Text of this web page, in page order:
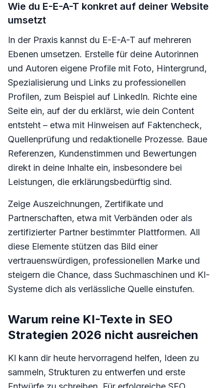
Wie du E-E-A-T konkret auf deiner Website
umsetzt
In der Praxis kannst du E-E-A-T auf mehreren
Ebenen umsetzen. Erstelle für deine Autorinnen
und Autoren eigene Profile mit Foto, Hintergrund,
Spezialisierung und Links zu professionellen
Profilen, zum Beispiel auf LinkedIn. Richte eine
Seite ein, auf der du erklärst, wie dein Content
entsteht – etwa mit Hinweisen auf Faktencheck,
Quellenprüfung und redaktionelle Prozesse. Baue
Referenzen, Kundenstimmen und Bewertungen
direkt in deine Inhalte ein, insbesondere bei
Leistungen, die erklärungsbedürftig sind.
Zeige Auszeichnungen, Zertifikate und
Partnerschaften, etwa mit Verbänden oder als
zertifizierter Partner bestimmter Plattformen. All
diese Elemente stützen das Bild einer
vertrauenswürdigen, professionellen Marke und
steigern die Chance, dass Suchmaschinen und KI-
Systeme dich als verlässliche Quelle einstufen.
Warum reine KI-Texte in SEO
Strategien 2026 nicht ausreichen
KI kann dir heute hervorragend helfen, Ideen zu
sammeln, Strukturen zu entwerfen und erste